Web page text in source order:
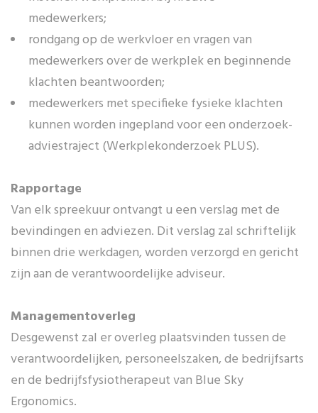
medewerkers;
rondgang op de werkvloer en vragen van
medewerkers over de werkplek en beginnende
klachten beantwoorden;
medewerkers met specifieke fysieke klachten
kunnen worden ingepland voor een onderzoek-
adviestraject (Werkplekonderzoek PLUS).
Rapportage
Van elk spreekuur ontvangt u een verslag met de
bevindingen en adviezen. Dit verslag zal schriftelijk
binnen drie werkdagen, worden verzorgd en gericht
zijn aan de verantwoordelijke adviseur.
Managementoverleg
Desgewenst zal er overleg plaatsvinden tussen de
verantwoordelijken, personeelszaken, de bedrijfsarts
en de bedrijfsfysiotherapeut van Blue Sky
Ergonomics.